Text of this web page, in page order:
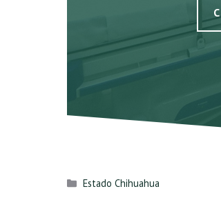
Categorías
Estado Chihuahua